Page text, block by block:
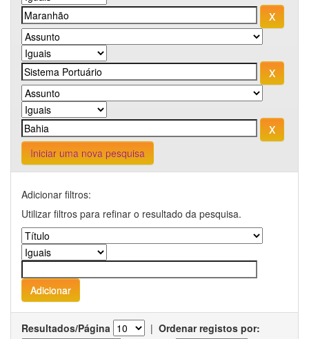
Iniciar uma nova pesquisa
Adicionar filtros:
Utilizar filtros para refinar o resultado da pesquisa.
Resultados/Página | Ordenar registos por: